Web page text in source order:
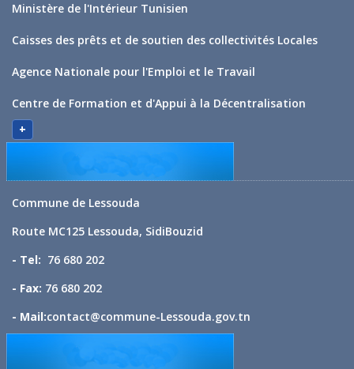
Ministère de l'Intérieur Tunisien
Caisses des prêts et de soutien des collectivités Locales
Agence Nationale pour l'Emploi et le Travail
Centre de Formation et d'Appui à la Décentralisation
+
Commune de Lessouda
Route MC125 Lessouda, SidiBouzid
- Tel: 76 680 202
- Fax: 76 680 202
- Mail:contact@commune-Lessouda.gov.tn